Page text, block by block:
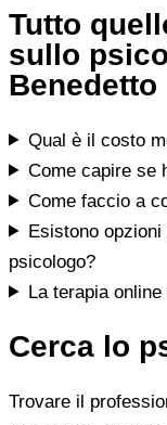
Tutto
sullo
Benedetto
Qual è il costo
Come capire se
Come faccio a
Esistono
psicologo?
La terapia
Cerca lo
Trovare il